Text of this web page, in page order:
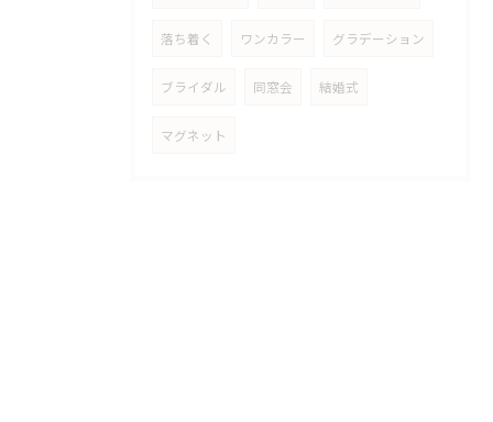
落ち着く ワンカラー グラデーション
ブライダル 同窓会 結婚式
マグネット